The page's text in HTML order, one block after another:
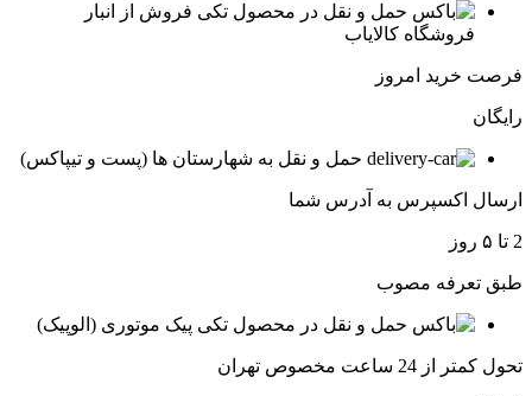
فروش از انبار
فروشگاه کالایاب
فرصت خرید امروز
رایگان
حمل و نقل به شهارستان ها (پست و تیپاکس)
ارسال اکسپرس به آدرس شما
2 تا ۵ روز
طبق تعرفه مصوب
پیک موتوری (الوپیک)
تحول کمتر از 24 ساعت مخصوص تهران